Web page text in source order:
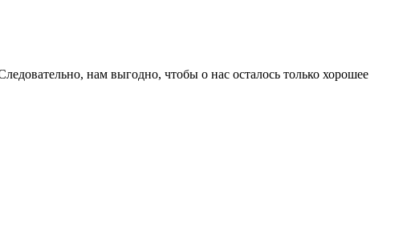
нам выгодно, чтобы о нас осталось только хорошее